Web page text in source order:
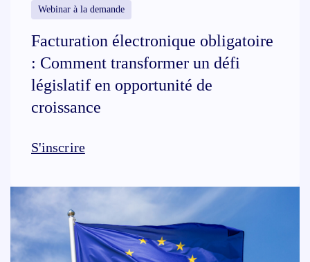
Webinar à la demande
Facturation électronique obligatoire
: Comment transformer un défi
législatif en opportunité de
croissance
S'inscrire